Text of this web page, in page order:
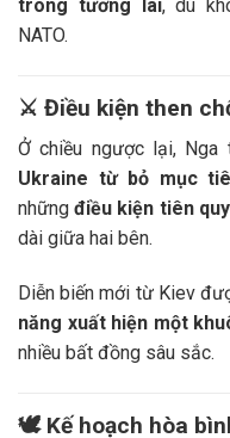
trong tương lai, dù
NATO.
⚔️ Điều kiện then
Ở chiều ngược lại,
Ukraine từ bỏ mục
nhữngđiều kiện tiên
dài giữa hai bên.
Diễn biến mới từ Kiev
năng xuất hiện một
nhiều bất đồng sâu sắc.
🕊️ Kế hoạch hòa